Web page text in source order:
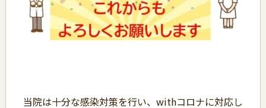
当院は十分な感染対策を行い、withコロナに対応し